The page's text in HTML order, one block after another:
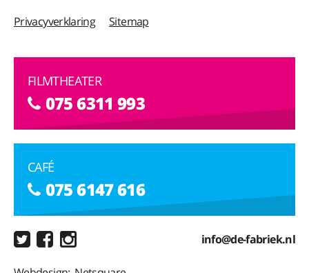
Privacyverklaring Sitemap
FILMTHEATER
075 6311 993
CAFÉ
075 6147 616
info@de-fabriek.nl